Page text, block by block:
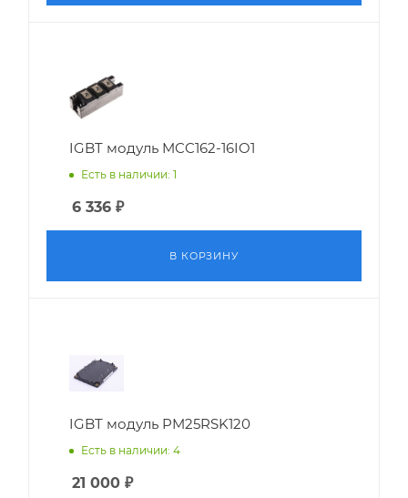
IGBT модуль MCC162-16IO1
Есть в наличии: 1
6 336 ₽
В КОРЗИНУ
IGBT модуль PM25RSK120
Есть в наличии: 4
21 000 ₽